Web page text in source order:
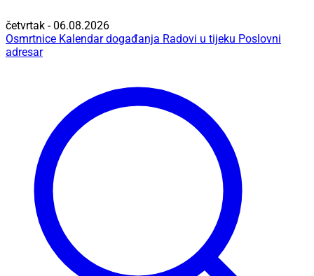
četvrtak - 06.08.2026
Osmrtnice Kalendar događanja Radovi u tijeku Poslovni
adresar